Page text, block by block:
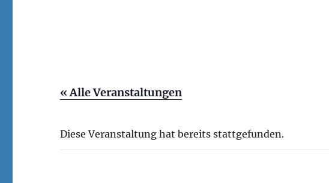
« Alle Veranstaltungen
Diese Veranstaltung hat bereits stattgefunden.